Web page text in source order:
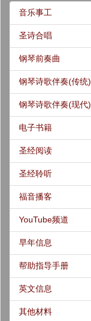
音乐事工
圣诗合唱
钢琴前奏曲
钢琴诗歌伴奏(传统)
钢琴诗歌伴奏(现代)
电子书籍
圣经阅读
圣经聆听
福音播客
YouTube频道
早年信息
帮助指导手册
英文信息
其他材料